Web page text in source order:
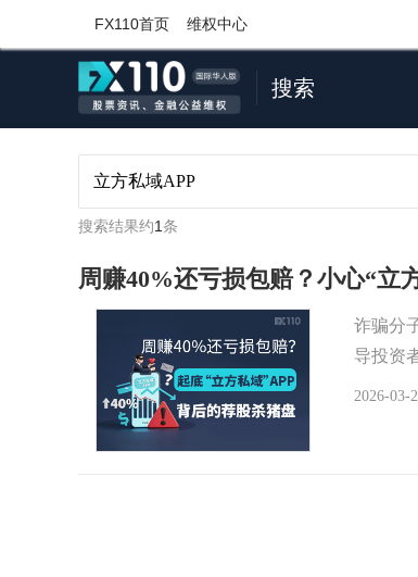
FX110首页 维权中心
搜索
搜索结果约1条
周赚40%还亏损包赔？小心“立
诈骗分
导投资
2026-03-